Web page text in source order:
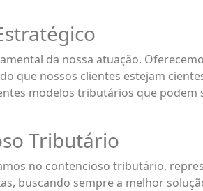
da nossa atuação.
que nossos clientes estejam
modelos tributários que
Tributário
no contencioso tributário,
buscando sempre a melhor